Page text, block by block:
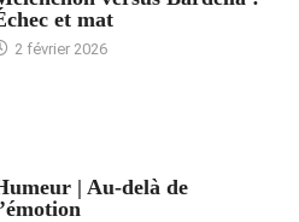
et mat
2 février 2026
| Au-delà de